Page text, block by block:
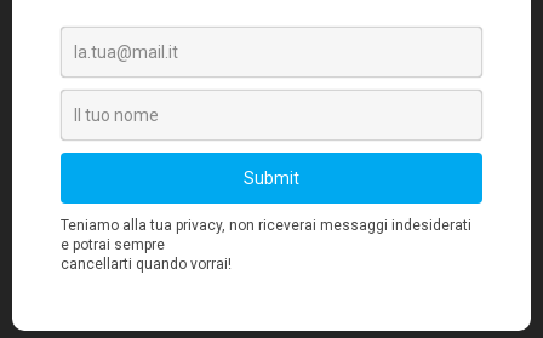
tightening della Fed, ad uno spillover di
illiquidità dal mercato high yield o ad una crisi
di rifugiati/Brexit in Europa.